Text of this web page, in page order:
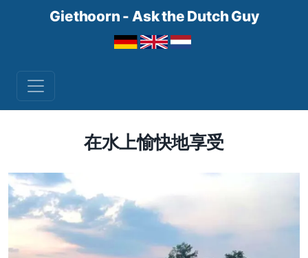
Giethoorn - Ask the Dutch Guy
在水上愉快地享受